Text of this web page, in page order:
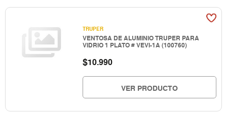
TRUPER
VENTOSA DE ALUMINIO TRUPER PARA
VIDRIO 1 PLATO # VEVI-1A (100760)
$10.990
VER PRODUCTO